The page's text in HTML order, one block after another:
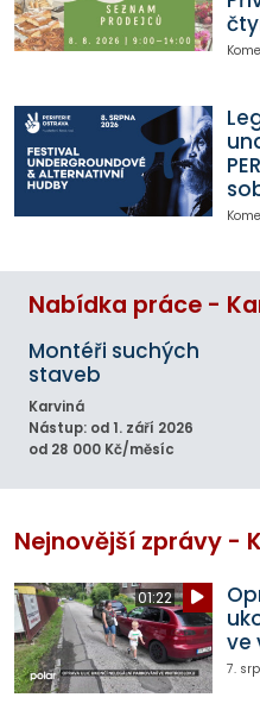
Nabídka práce -
Montéři suchých
staveb
Karviná
Nástup: od 1. září 2026
od 28 000 Kč/měsíc
Nejnovější zprávy -
01:22
ve
7.